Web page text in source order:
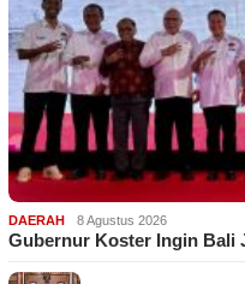
DAERAH 8 Agustus 2026
Gubernur Koster Ingin Bali